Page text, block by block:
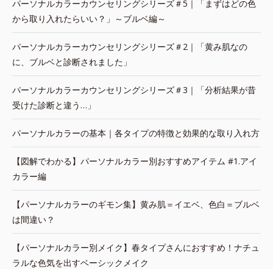
パーソナルカラーカウンセリングシリーズ＃5｜「まずはどの色
から取り入れたらいい？」～ブルベ編～
パーソナルカラーカウンセリングシリーズ＃2｜「黄み肌なの
に、ブルベと診断されました」
パーソナルカラーカウンセリングシリーズ＃3｜「分析結果が昔
受けた診断と違う…」
パーソナルカラーの基本｜各タイプの特徴と効果的な取り入れ方
【図解でわかる】パーソナルカラー別おすすめアイテム #1.アイ
カラー編
【パーソナルカラーのギモン集】黄み肌＝イエベ、色白＝ブルベ
は間違い？
【パーソナルカラー別メイク】春タイプさんにおすすめ！ナチュ
ラルな色気を出すベーシックメイク